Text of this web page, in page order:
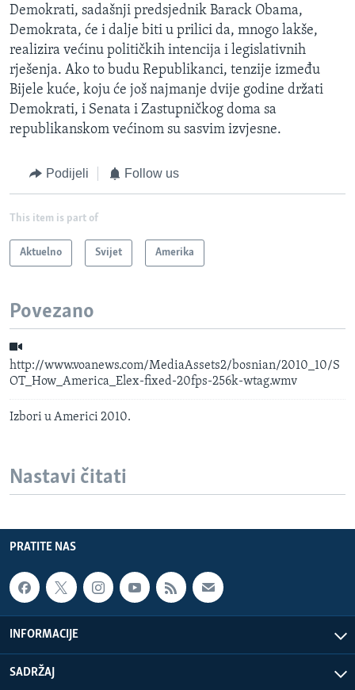
Demokrati, sadašnji predsjednik Barack Obama,
Demokrata, će i dalje biti u prilici da, mnogo lakše,
realizira većinu političkih intencija i legislativnih
rješenja. Ako to budu Republikanci, tenzije između
Bijele kuće, koju će još najmanje dvije godine držati
Demokrati, i Senata i Zastupničkog doma sa
republikanskom većinom su sasvim izvjesne.
Podijeli Follow us
This item is part of
Aktuelno Svijet Amerika
Povezano
http://www.voanews.com/MediaAssets2/bosnian/2010_10/S
OT_How_America_Elex-fixed-20fps-256k-wtag.wmv
Izbori u Americi 2010.
Nastavi čitati
PRATITE NAS
INFORMACIJE
SADRŽAJ